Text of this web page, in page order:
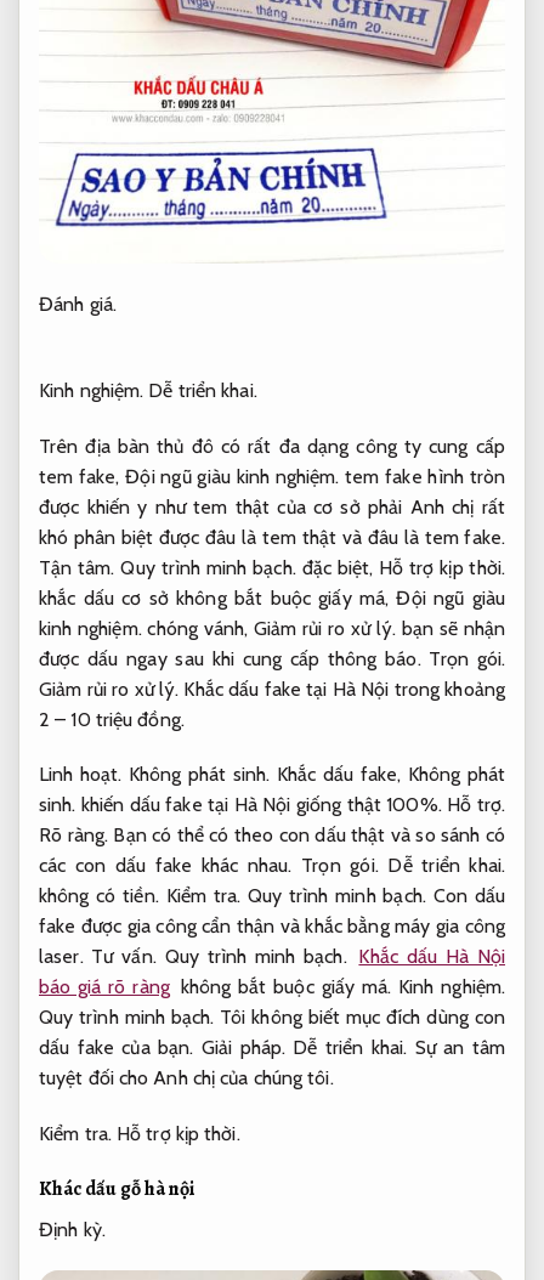
Đánh giá.
Kinh nghiệm. Dễ triển khai.
Trên địa bàn thủ đô có rất đa dạng công ty cung cấp
tem fake,Đội ngũ giàu kinh nghiệm. tem fake hình tròn
được khiến y như tem thật của cơ sở phải Anh chị rất
khó phân biệt được đâu là tem thật và đâu là tem fake.
Tận tâm. Quy trình minh bạch. đặc biệt, Hỗ trợ kịp thời.
khắc dấu cơ sở không bắt buộc giấy má,Đội ngũ giàu
kinh nghiệm. chóng vánh, Giảm rủi ro xử lý. bạn sẽ nhận
được dấu ngay sau khi cung cấp thông báo. Trọn gói.
Giảm rủi ro xử lý. Khắc dấu fake tại Hà Nội trong khoảng
2 – 10 triệu đồng.
Linh hoạt. Không phát sinh. Khắc dấu fake, Không phát
sinh. khiến dấu fake tại Hà Nội giống thật 100%. Hỗ trợ.
Rõ ràng. Bạn có thể có theo con dấu thật và so sánh có
các con dấu fake khác nhau. Trọn gói. Dễ triển khai.
không có tiền. Kiểm tra. Quy trình minh bạch.Con dấu
fake được gia công cẩn thận và khắc bằng máy gia công
laser. Tư vấn. Quy trình minh bạch. Khắc dấu Hà Nội
báo giá rõ ràng không bắt buộc giấy má. Kinh nghiệm.
Quy trình minh bạch. Tôi không biết mục đích dùng con
dấu fake của bạn. Giải pháp. Dễ triển khai. Sự an tâm
tuyệt đối cho Anh chị của chúng tôi.
Kiểm tra. Hỗ trợ kịp thời.
Khác dấu gỗ hà nội
Định kỳ.